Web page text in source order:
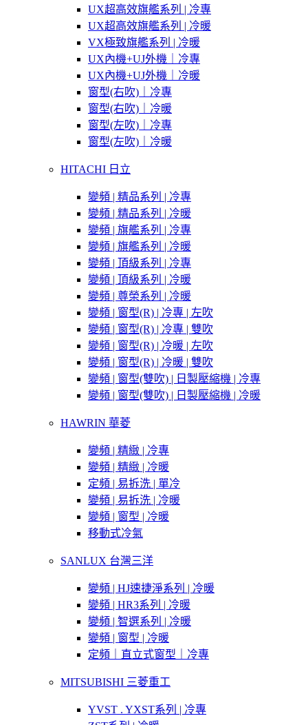
UX超高效旗艦系列 | 冷專
UX超高效旗艦系列 | 冷暖
VX極致旗艦系列 | 冷暖
UX內機+UJ外機｜冷專
UX內機+UJ外機｜冷暖
窗型(右吹)｜冷專
窗型(右吹)｜冷暖
窗型(左吹)｜冷專
窗型(左吹)｜冷暖
HITACHI 日立
變頻 | 精品系列 | 冷專
變頻 | 精品系列 | 冷暖
變頻 | 旗艦系列 | 冷專
變頻 | 旗艦系列 | 冷暖
變頻 | 頂級系列 | 冷專
變頻 | 頂級系列 | 冷暖
變頻 | 尊榮系列 | 冷暖
變頻 | 窗型(R) | 冷專 | 左吹
變頻 | 窗型(R) | 冷專 | 雙吹
變頻 | 窗型(R) | 冷暖 | 左吹
變頻 | 窗型(R) | 冷暖 | 雙吹
變頻 | 窗型(雙吹) | 日製壓縮機 | 冷專
變頻 | 窗型(雙吹) | 日製壓縮機 | 冷暖
HAWRIN 華菱
變頻 | 精緻 | 冷專
變頻 | 精緻 | 冷暖
定頻 | 易拆洗 | 單冷
變頻 | 易拆洗 | 冷暖
變頻 | 窗型 | 冷暖
移動式冷氣
SANLUX 台灣三洋
變頻 | HJ速捷淨系列 | 冷暖
變頻 | HR3系列 | 冷暖
變頻 | 智選系列 | 冷暖
變頻 | 窗型 | 冷暖
定頻｜直立式窗型｜冷專
MITSUBISHI 三菱重工
YVST . YXST系列 | 冷專